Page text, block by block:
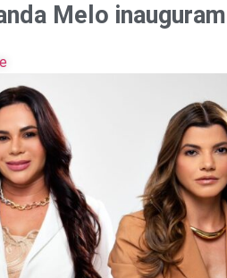
Melo